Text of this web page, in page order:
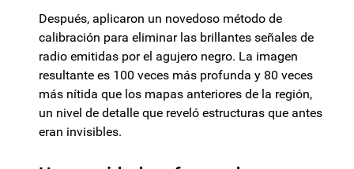
Después, aplicaron un novedoso método de
calibración para eliminar las brillantes señales de
radio emitidas por el agujero negro. La imagen
resultante es 100 veces más profunda y 80 veces
más nítida que los mapas anteriores de la región,
un nivel de detalle que reveló estructuras que antes
eran invisibles.